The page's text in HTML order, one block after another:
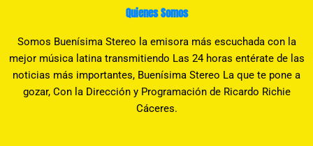
Quienes Somos
Somos Buenísima Stereo la emisora más escuchada con la
mejor música latina transmitiendo Las 24 horas entérate de las
noticias más importantes, Buenísima Stereo La que te pone a
gozar, Con la Dirección y Programación de Ricardo Richie
Cáceres.